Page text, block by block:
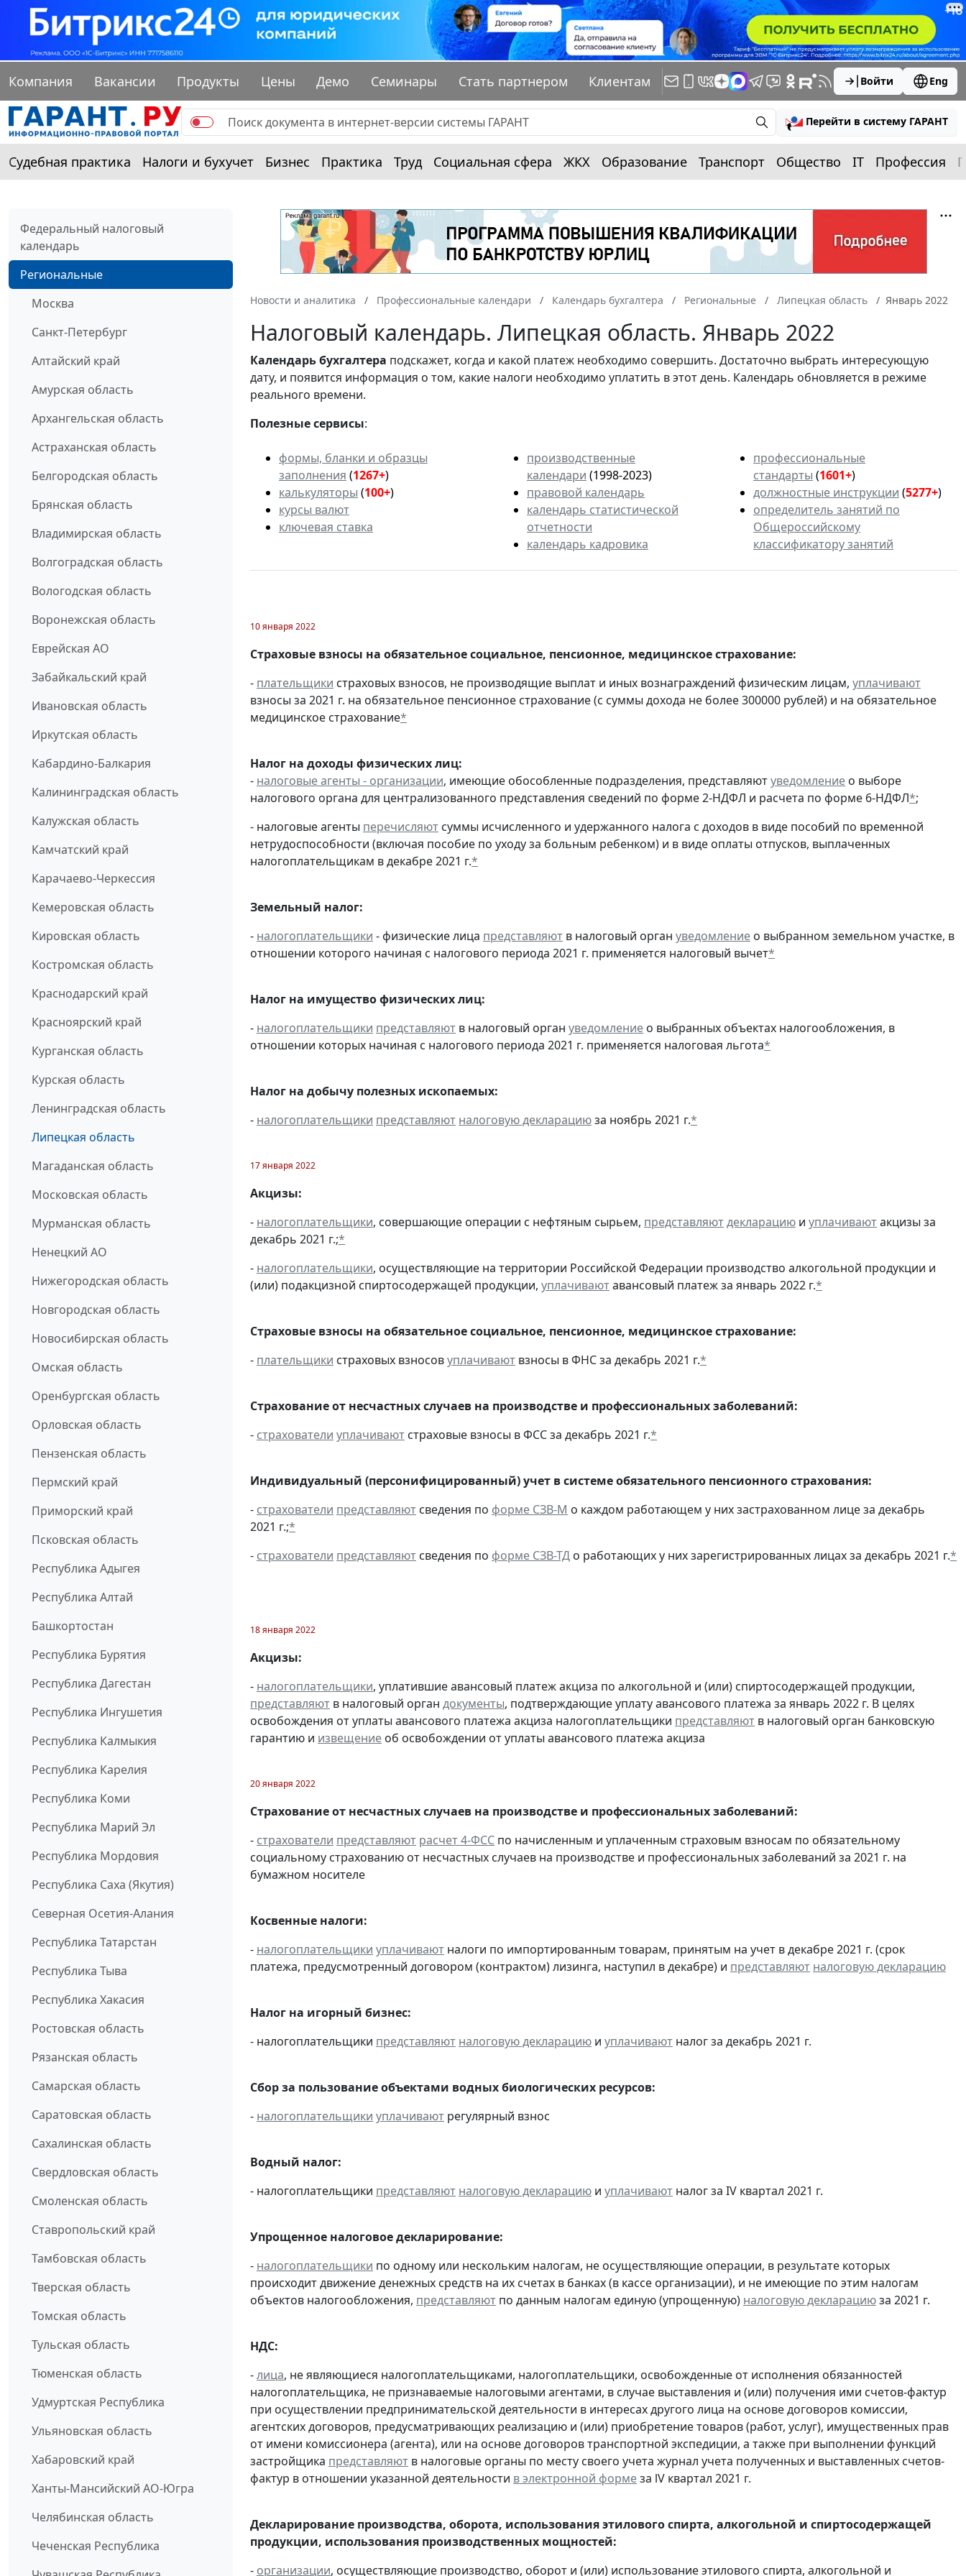
Компания Вакансии Продукты Цены Демо Семинары Стать партнером Клиентам Войти Eng
Перейти в систему ГАРАНТ
Судебная практика Налоги и бухучет Бизнес Практика Труд Социальная сфера ЖКХ Образование Транспорт Общество IT Профессия
Федеральный налоговый
календарь
Региональные
Москва
Санкт-Петербург
Алтайский край
Амурская область
Архангельская область
Астраханская область
Белгородская область
Брянская область
Владимирская область
Волгоградская область
Вологодская область
Воронежская область
Еврейская АО
Забайкальский край
Ивановская область
Иркутская область
Кабардино-Балкария
Калининградская область
Калужская область
Камчатский край
Карачаево-Черкессия
Кемеровская область
Кировская область
Костромская область
Краснодарский край
Красноярский край
Курганская область
Курская область
Ленинградская область
Липецкая область
Магаданская область
Московская область
Мурманская область
Ненецкий АО
Нижегородская область
Новгородская область
Новосибирская область
Омская область
Оренбургская область
Орловская область
Пензенская область
Пермский край
Приморский край
Псковская область
Республика Адыгея
Республика Алтай
Башкортостан
Республика Бурятия
Республика Дагестан
Республика Ингушетия
Республика Калмыкия
Республика Карелия
Республика Коми
Республика Марий Эл
Республика Мордовия
Республика Саха (Якутия)
Северная Осетия-Алания
Республика Татарстан
Республика Тыва
Республика Хакасия
Ростовская область
Рязанская область
Самарская область
Саратовская область
Сахалинская область
Свердловская область
Смоленская область
Ставропольский край
Тамбовская область
Тверская область
Томская область
Тульская область
Тюменская область
Удмуртская Республика
Ульяновская область
Хабаровский край
Ханты-Мансийский АО-Югра
Челябинская область
Чеченская Республика
Новости и аналитика Профессиональные календари Календарь бухгалтера Региональные Липецкая область Январь 2022
Налоговый календарь. Липецкая область. Январь 2022
Календарьбухгалтера подскажет, когда и какой платеж необходимо совершить. Достаточно выбрать интересующую
дату, и появится информация о том, какие налоги необходимо уплатить в этот день. Календарь обновляется в режиме
реального времени.
Полезные сервисы:
формы, бланки и образцы
заполнения (1267+)
калькуляторы (100+)
курсы валют
ключевая ставка
производственные
календари (1998-2023)
правовой календарь
календарь статистической
отчетности
календарь кадровика
профессиональные
стандарты (1601+)
должностные инструкции (5277+)
определитель занятий по
Общероссийскому
классификатору занятий
10 января 2022
Страховые взносы на обязательное социальное, пенсионное, медицинское страхование:
- плательщики страховых взносов, не производящие выплат и иных вознаграждений физическим лицам, уплачивают
взносы за 2021 г. на обязательное пенсионное страхование (с суммы дохода не более 300000 рублей) и на обязательное
медицинское страхование*
Налог на доходы физических лиц:
- налоговые агенты - организации, имеющие обособленные подразделения, представляютуведомление о выборе
налогового органа для централизованного представления сведений по форме 2-НДФЛ и расчета по форме 6-НДФЛ*;
- налоговые агенты перечисляют суммы исчисленного и удержанного налога с доходов в виде пособий по временной
нетрудоспособности (включая пособие по уходу за больным ребенком) и в виде оплаты отпусков, выплаченных
налогоплательщикам в декабре 2021 г.*
Земельный налог:
- налогоплательщики - физические лица представляют в налоговый орган уведомление о выбранном земельном участке, в
отношении которого начиная с налогового периода 2021 г. применяется налоговый вычет*
Налог на имущество физических лиц:
- налогоплательщики представляют в налоговый орган уведомление о выбранных объектах налогообложения, в
отношении которых начиная с налогового периода 2021 г. применяется налоговая льгота*
Налог на добычу полезных ископаемых:
- налогоплательщики представляют налоговую декларациюза ноябрь 2021 г.*
17 января 2022
Акцизы:
- налогоплательщики, совершающие операции с нефтяным сырьем, представляютдекларацию и уплачиваютакцизы за
декабрь 2021 г.;*
- налогоплательщики, осуществляющие на территории Российской Федерации производство алкогольной продукции и
(или) подакцизной спиртосодержащей продукции, уплачиваютавансовый платеж за январь 2022 г.*
Страховые взносы на обязательное социальное, пенсионное, медицинское страхование:
- плательщики страховых взносовуплачивают взносы в ФНС за декабрь 2021 г.*
Страхование от несчастных случаев на производстве и профессиональных заболеваний:
- страхователи уплачивают страховые взносы в ФСС за декабрь 2021 г.*
Индивидуальный (персонифицированный) учет в системе обязательного пенсионного страхования:
- страхователи представляют сведения по форме СЗВ-М о каждом работающем у них застрахованном лице за декабрь
2021 г.;*
- страхователи представляют сведения по форме СЗВ-ТД о работающих у них зарегистрированных лицах за декабрь 2021 г.*
18 января 2022
Акцизы:
- налогоплательщики, уплатившие авансовый платеж акциза по алкогольной и (или) спиртосодержащей продукции,
представляют в налоговый орган документы, подтверждающие уплату авансового платежа за январь 2022 г. В целях
освобождения от уплаты авансового платежа акциза налогоплательщики представляют в налоговый орган банковскую
гарантию и извещение об освобождении от уплаты авансового платежа акциза
20 января 2022
Страхование от несчастных случаев на производстве и профессиональных заболеваний:
- страхователи представляют расчет 4-ФСС по начисленным и уплаченным страховым взносам по обязательному
социальному страхованию от несчастных случаев на производстве и профессиональных заболеваний за 2021 г. на
бумажном носителе
Косвенные налоги:
- налогоплательщики уплачивают налоги по импортированным товарам, принятым на учет в декабре 2021 г. (срок
платежа, предусмотренный договором (контрактом) лизинга, наступил в декабре) и представляют налоговую декларацию
Налог на игорный бизнес:
- налогоплательщики представляют налоговую декларацию и уплачивают налог за декабрь 2021 г.
Сбор за пользование объектами водных биологических ресурсов:
- налогоплательщики уплачивают регулярный взнос
Водный налог:
- налогоплательщики представляют налоговую декларацию и уплачивают налог за IV квартал 2021 г.
Упрощенное налоговое декларирование:
- налогоплательщики по одному или нескольким налогам, не осуществляющие операции, в результате которых
происходит движение денежных средств на их счетах в банках (в кассе организации), и не имеющие по этим налогам
объектов налогообложения, представляют по данным налогам единую (упрощенную) налоговую декларациюза 2021 г.
НДС:
-лица, не являющиеся налогоплательщиками, налогоплательщики, освобожденные от исполнения обязанностей
налогоплательщика, не признаваемые налоговыми агентами, в случае выставления и (или) получения ими счетов-фактур
при осуществлении предпринимательской деятельности в интересах другого лица на основе договоров комиссии,
агентских договоров, предусматривающих реализацию и (или) приобретение товаров (работ, услуг), имущественных прав
от имени комиссионера (агента), или на основе договоров транспортной экспедиции, а также при выполнении функций
застройщика представляют в налоговые органы по месту своего учета журнал учета полученных и выставленных счетов-
фактур в отношении указанной деятельности в электронной формеза lV квартал 2021 г.
Декларирование производства, оборота, использования этилового спирта, алкогольной и спиртосодержащей
продукции, использования производственных мощностей:
- организации, осуществляющие производство, оборот и (или) использование этилового спирта, алкогольной и